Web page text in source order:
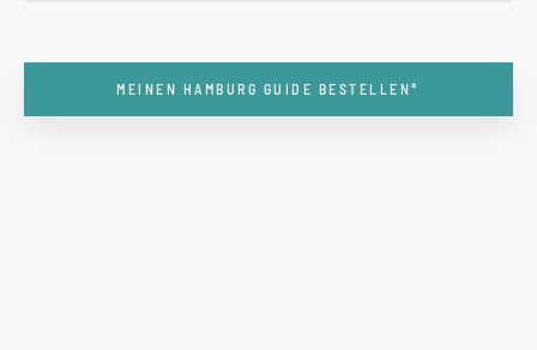
MEINEN HAMBURG GUIDE BESTELLEN*